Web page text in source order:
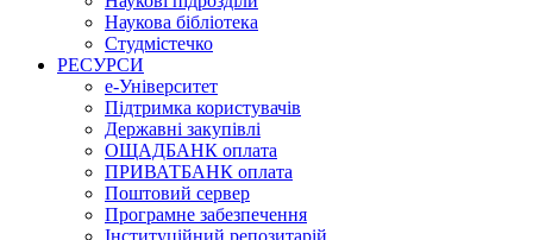
Наукова бібліотека
Студмістечко
РЕСУРСИ
е-Університет
Підтримка користувачів
Державні закупівлі
ОЩАДБАНК оплата
ПРИВАТБАНК оплата
Поштовий сервер
Програмне забезпечення
Інституційний репозитарій